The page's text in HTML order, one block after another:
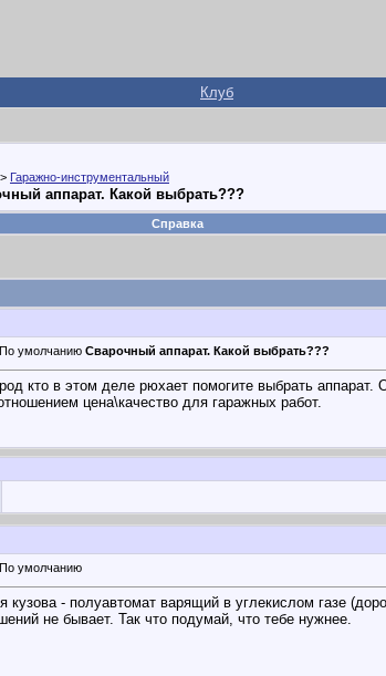
Клуб
> Гаражно-инструментальный
аппарат. Какой выбрать???
Справка
Сварочный аппарат. Какой выбрать???
кто в этом деле рюхает помогите выбрать
цена\качество для гаражных работ.
кузова - полуавтомат варящий в углекислом газе
не бывает. Так что подумай, что тебе нужнее.